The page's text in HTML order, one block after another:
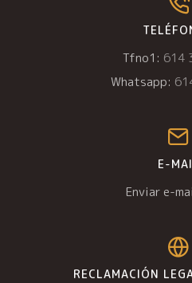
Tfno1: 614
Whatsapp:
E-
Enviar e-
RECLAMACIÓN